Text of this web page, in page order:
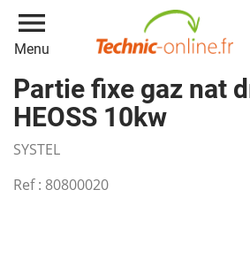
menu
Menu
Partie fixe gaz nat
HEOSS 10kw
SYSTEL
Ref : 80800020